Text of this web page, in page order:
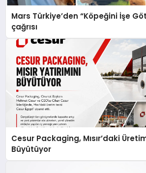
Mars Türkiye’den “Köpeğini İşe
çağrısı
Cesur Packaging, Mısır’daki
Büyütüyor